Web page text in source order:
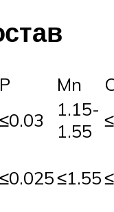
P Mn
≤0.03
1.15-
1.55
≤0.025≤1.55